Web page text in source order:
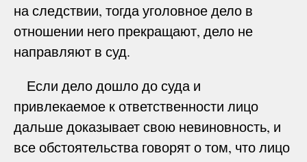
на следствии, тогда уголовное дело в
отношении него прекращают, дело не
направляют в суд.
Если дело дошло до суда и
привлекаемое к ответственности лицо
дальше доказывает свою невиновность, и
все обстоятельства говорят о том, что лицо